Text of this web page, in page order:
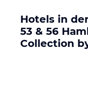
Hotels in
53 & 56
Collection